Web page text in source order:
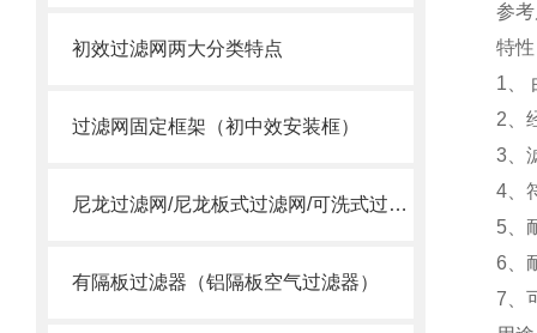
初效过滤网两大分类特点
过滤网固定框架（初中效安装框）
尼龙过滤网/尼龙板式过滤网/可洗式过滤网
有隔板过滤器（铝隔板空气过滤器）
参
特
1、
2、
3、
4、
5、
6、
7、